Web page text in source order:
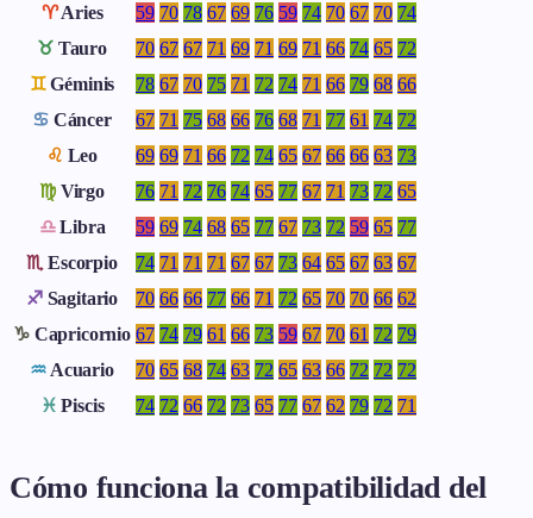
♈Aries 59 70 78 67 69 76 59 74 70 67 70 74
♉Tauro 70 67 67 71 69 71 69 71 66 74 65 72
♊Géminis 78 67 70 75 71 72 74 71 66 79 68 66
♋Cáncer 67 71 75 68 66 76 68 71 77 61 74 72
♌ Leo 69 69 71 66 72 74 65 67 66 66 63 73
♍Virgo 76 71 72 76 74 65 77 67 71 73 72 65
♎Libra 59 69 74 68 65 77 67 73 72 59 65 77
♏ Escorpio 74 71 71 71 67 67 73 64 65 67 63 67
♐Sagitario 70 66 66 77 66 71 72 65 70 70 66 62
♑Capricornio 67 74 79 61 66 73 59 67 70 61 72 79
♒ Acuario 70 65 68 74 63 72 65 63 66 72 72 72
♓ Piscis 74 72 66 72 73 65 77 67 62 79 72 71
Cómo funciona la compatibilidad del